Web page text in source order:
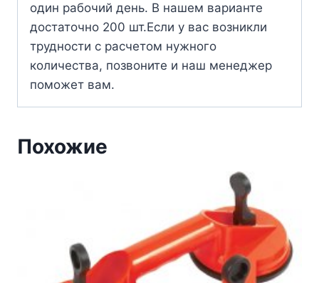
один рабочий день. В нашем варианте
достаточно 200 шт.Если у вас возникли
трудности с расчетом нужного
количества, позвоните и наш менеджер
поможет вам.
Похожие